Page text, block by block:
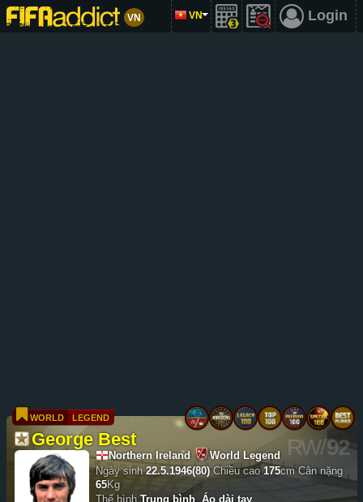
VN VN Login
George Best
WORLD LEGEND
Northern Ireland
World Legend
Ngày sinh 22.5.1946(80) Chiều cao 175cmCân nặng
65Kg
Thể hình Trung bình,Áo dài tay
RW/92